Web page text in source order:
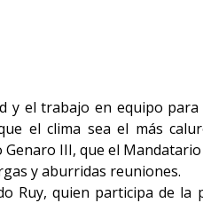
y el trabajo en equipo
el clima sea el más
III, que el
y aburridas reuniones.
Ruy, quien participa de la